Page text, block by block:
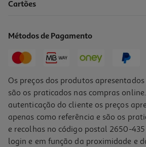
Cartões
Métodos de Pagamento
Os preços dos produtos
são os praticados nas compras
autenticação do cliente os preços
apenas como referência e são os
e recolhas no código postal 2650-
login e em função da proximidade e